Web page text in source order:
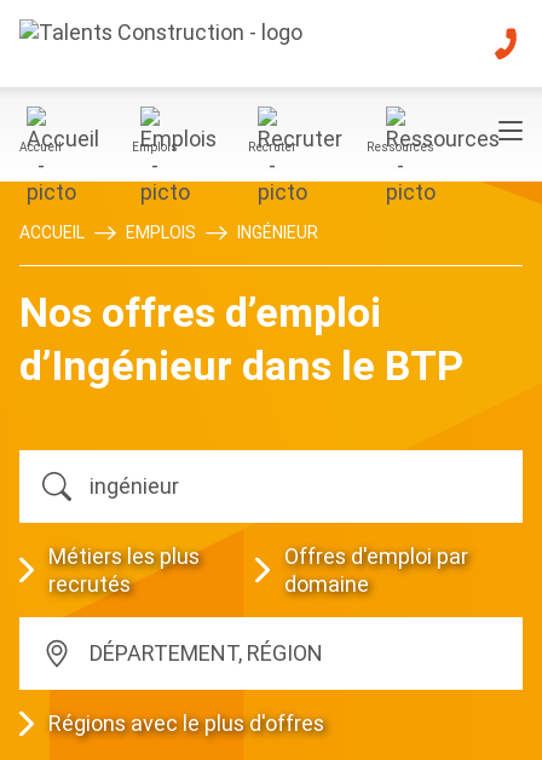
Accueil Emplois Recruter Ressources
ACCUEIL EMPLOIS INGÉNIEUR
Nos offres d’emploi
d’Ingénieur dans le BTP
Métiers les plus
recrutés
Offres d'emploi par
domaine
DÉPARTEMENT, RÉGION
Régions avec le plus d'offres